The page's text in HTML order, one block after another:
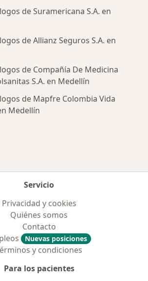
de Suramericana S.A. en
de Allianz Seguros S.A. en
de Compañía De Medicina
S.A. en Medellín
de Mapfre Colombia Vida
Medellín
Servicio
Privacidad y cookies
Quiénes somos
Contacto
Nuevas posiciones
y condiciones
Para los pacientes